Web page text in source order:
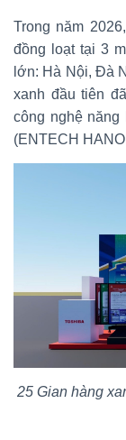
Trong năm
đồng loạt tại 3
lớn: Hà Nội, Đà
xanh đầu tiên
công nghệ
(ENTECH
25 Gian hàng